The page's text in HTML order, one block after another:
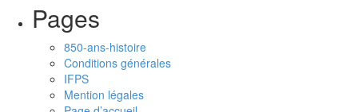
Pages
850-ans-histoire
Conditions générales
IFPS
Mention légales